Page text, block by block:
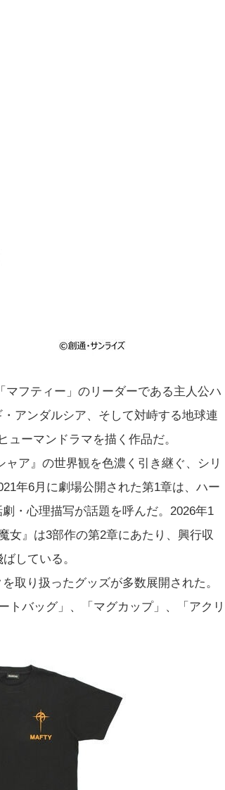
マフティー」のリーダーである主人公ハ
アンダルシア、そして対峙する地球連
ーマンドラマを描く作品だ。
ア』の世界観を色濃く引き継ぐ、シリ
年6月に劇場公開された第1章は、ハー
・心理描写が話題を呼んだ。2026年1
女』は3部作の第2章にあたり、興行収
している。
取り扱ったグッズが多数展開された。
トバッグ」、「マグカップ」、「アクリ